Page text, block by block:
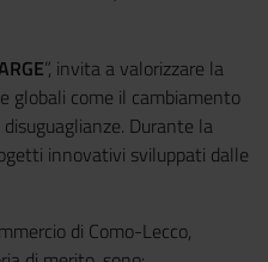
”, invita a valorizzare la
globali come il cambiamento
Durante la
innovativi sviluppati dalle
di Como-Lecco,